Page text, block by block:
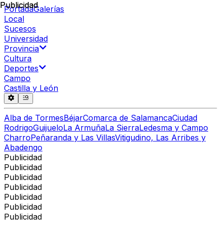
PortadaGalerías
Local
Sucesos
Universidad
Provincia
Cultura
Deportes
Campo
Castilla y León
Alba de TormesBéjarComarca de SalamancaCiudad
RodrigoGuijueloLa ArmuñaLa SierraLedesma y Campo
CharroPeñaranda y Las VillasVitigudino, Las Arribes y
Abadengo
Publicidad
Publicidad
Publicidad
Publicidad
Publicidad
Publicidad
Publicidad
Publicidad
Publicidad